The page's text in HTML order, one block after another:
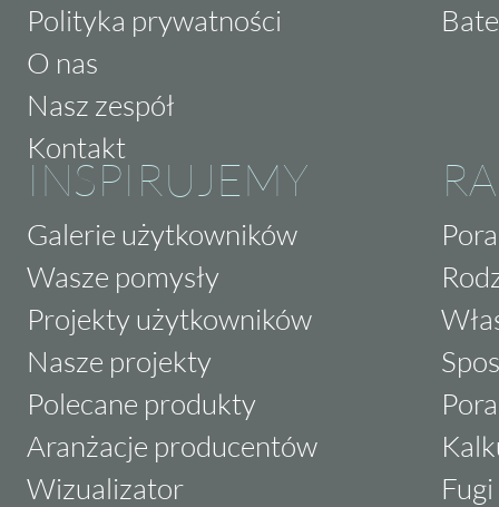
Polityka prywatności
O nas
Nasz zespół
Kontakt
INSPIRUJEMY
Galerie użytkowników
Wasze pomysły
Projekty użytkowników
Nasze projekty
Polecane produkty
Aranżacje producentów
Wizualizator